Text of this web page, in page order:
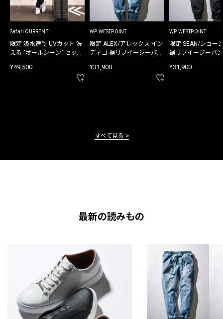
Safari CURRENT
限定 吸水速乾 UVカット 洗
える "オールシーン" セット
¥49,500
WP WESTPOINT
限定 ALEX/アレックス イン
ディゴ 裾リブイージーパン
¥31,900
WP WESTPOINT
限定 SEAN/ショー
裾リブイージーパ
¥31,900
すべて見る
最新の読みもの